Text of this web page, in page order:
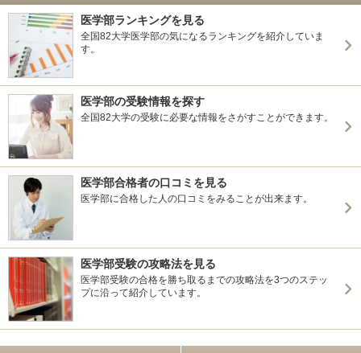
医学部ランキングを見る
全国82大学医学部の気になるランキングを紹介していま
す。
医学部の受験情報を探す
全国82大学の受験に必要な情報をさがすことができます。
医学部合格者の口コミを見る
医学部に合格した人の口コミをみることが出来ます。
医学部受験の攻略法を見る
医学部受験の合格を勝ち取るまでの攻略法を3つのステッ
プに沿って紹介しています。